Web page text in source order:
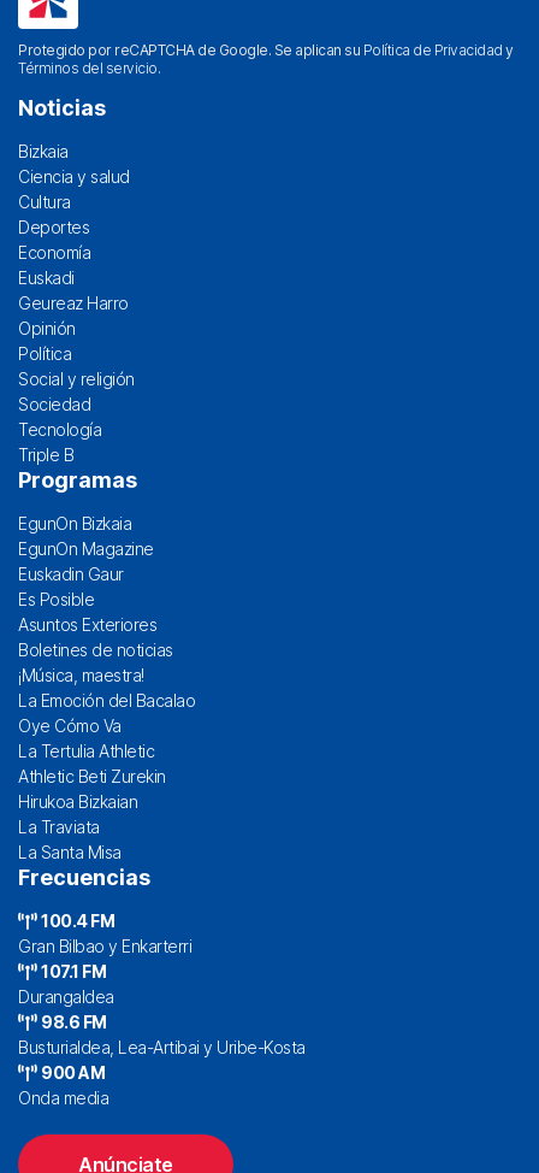
Protegido por reCAPTCHA de Google. Se aplican su Política de Privacidad y
Términos del servicio.
Noticias
Bizkaia
Ciencia y salud
Cultura
Deportes
Economía
Euskadi
Geureaz Harro
Opinión
Política
Social y religión
Sociedad
Tecnología
Triple B
Programas
EgunOn Bizkaia
EgunOn Magazine
Euskadin Gaur
Es Posible
Asuntos Exteriores
Boletines de noticias
¡Música, maestra!
La Emoción del Bacalao
Oye Cómo Va
La Tertulia Athletic
Athletic Beti Zurekin
Hirukoa Bizkaian
La Traviata
La Santa Misa
Frecuencias
100.4 FM
Gran Bilbao y Enkarterri
107.1 FM
Durangaldea
98.6 FM
Busturialdea, Lea-Artibai y Uribe-Kosta
900 AM
Onda media
Anúnciate